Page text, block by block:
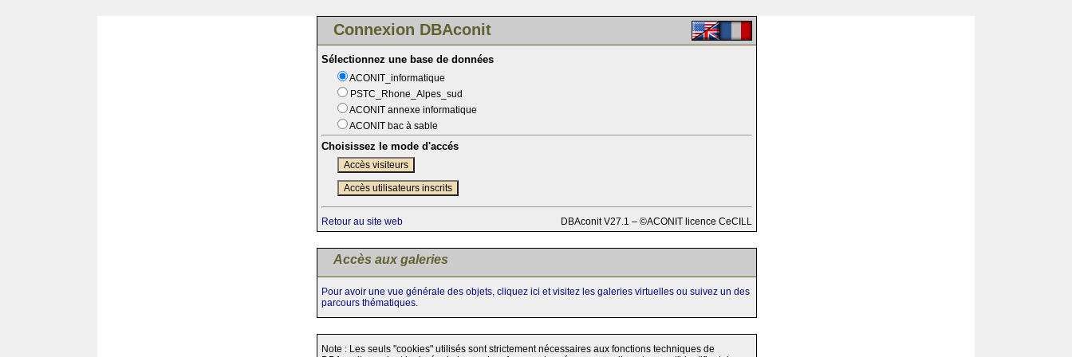
Connexion DBAconit
Sélectionnez une base de données
ACONIT_informatique
PSTC_Rhone_Alpes_sud
ACONIT annexe informatique
ACONIT bac à sable
Choisissez le mode d'accés
Accès visiteurs
Accès utilisateurs inscrits
Retour au site web DBAconit V27.1 – ©ACONIT licence CeCILL
Accès aux galeries
Pour avoir une vue générale des objets, cliquez ici et visitez les galeries virtuelles ou suivez un des
parcours thématiques.
Note : Les seuls "cookies" utilisés sont strictement nécessaires aux fonctions techniques de